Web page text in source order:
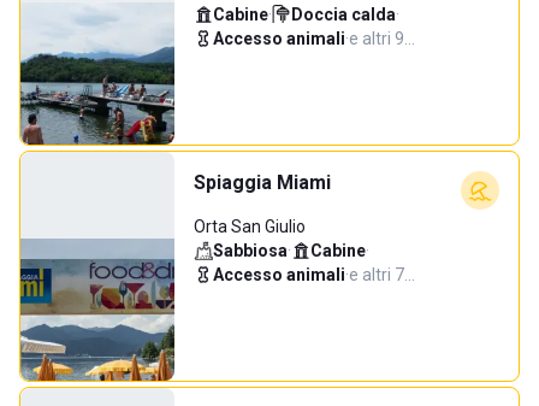
Cabine· Doccia calda·
Accesso animali·e altri 9…
Spiaggia Miami
Orta San Giulio
Sabbiosa· Cabine·
Accesso animali·e altri 7…